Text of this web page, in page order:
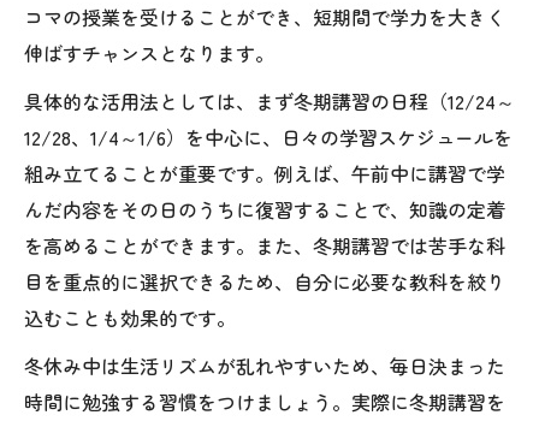
コマの授業を受けることができ、短期間で学力を大きく
伸ばすチャンスとなります。
具体的な活用法としては、まず冬期講習の日程（12/24～
12/28、1/4～1/6）を中心に、日々の学習スケジュールを
組み立てることが重要です。例えば、午前中に講習で学
んだ内容をその日のうちに復習することで、知識の定着
を高めることができます。また、冬期講習では苦手な科
目を重点的に選択できるため、自分に必要な教科を絞り
込むことも効果的です。
冬休み中は生活リズムが乱れやすいため、毎日決まった
時間に勉強する習慣をつけましょう。実際に冬期講習を